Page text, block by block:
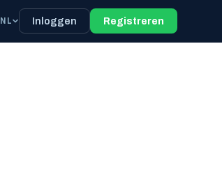
NL Inloggen Registreren